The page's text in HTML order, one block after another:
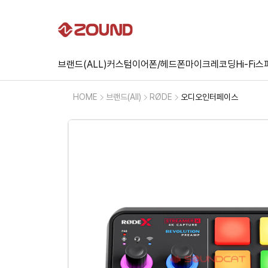
브랜드(ALL)커스텀이어폰/헤드폰마이크레코딩Hi-Fi스
HOME 브랜드(All) RØDE 오디오인터페이스